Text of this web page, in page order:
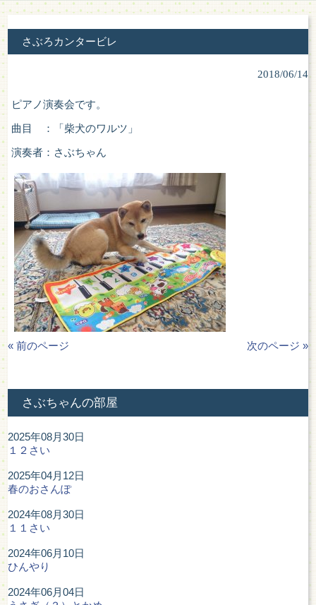
さぶろカンタービレ
2018/06/14
ピアノ演奏会です。
曲目 ：「柴犬のワルツ」
演奏者：さぶちゃん
« 前のページ 次のページ »
さぶちゃんの部屋
2025年08月30日
１２さい
2025年04月12日
春のおさんぽ
2024年08月30日
１１さい
2024年06月10日
ひんやり
2024年06月04日